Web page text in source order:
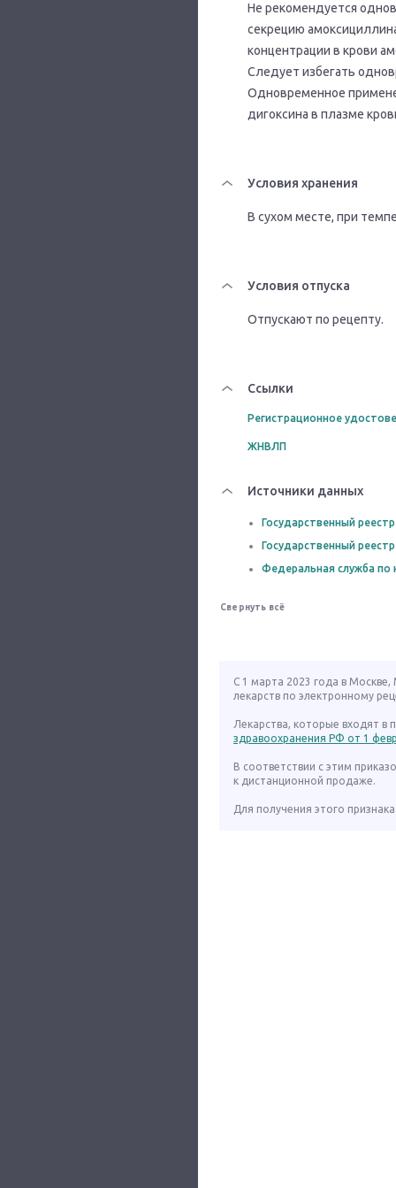
Не рекомендуется
секрецию
концентрации в крови
Следует избегать
Одновременное
дигоксина в плазме
Условия хранения
В сухом месте, при
Условия отпуска
Отпускают по рецепту.
Ссылки
Регистрационное
ЖНВЛП
Источники данных
Государственный
Государственный
Федеральная служба по
Свернуть всё
С 1 марта 2023 года в
лекарств по электронному
Лекарства, которые входят в
здравоохранения РФ от 1
В соответствии с этим
к дистанционной продаже.
Для получения этого признака